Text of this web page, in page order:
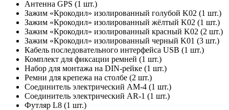
Антенна GPS (1 шт.)
Зажим «Крокодил» изолированный голубой K02 (1 шт.)
Зажим «Крокодил» изолированный жёлтый K02 (1 шт.)
Зажим «Крокодил» изолированный красный K02 (2 шт.)
Зажим «Крокодил» изолированный черный K01 (3 шт.)
Кабель последовательного интерфейса USB (1 шт.)
Комплект для фиксации ремней (1 шт.)
Набор для монтажа на DIN-рейке (1 шт.)
Ремни для крепежа на столбе (2 шт.)
Соединитель электрический AM-4 (1 шт.)
Соединитель электрический AR-1 (1 шт.)
Футляр L8 (1 шт.)